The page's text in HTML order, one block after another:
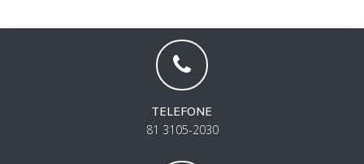
TELEFONE
81 3105-2030